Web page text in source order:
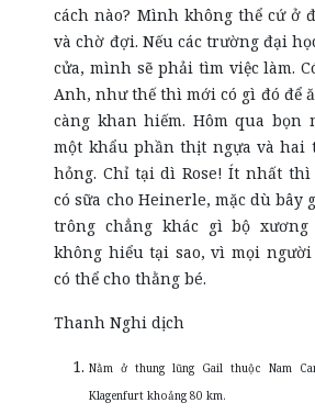
cách nào? Mình không thể cứ ở
và chờ đợi. Nếu các trường đại
cửa, mình sẽ phải tìm việc làm.
Anh, như thế thì mới có gì đó để
càng khan hiếm. Hôm qua bọn
một khẩu phần thịt ngựa và hai
hỏng. Chỉ tại dì Rose! Ít nhất
có sữa cho Heinerle, mặc dù bây
trông chẳng khác gì bộ
không hiểu tại sao, vì mọi
có thể cho thằng bé.
Thanh Nghi dịch
Nằm ở thung lũng Gail thuộc Nam
Klagenfurt khoảng 80 km.